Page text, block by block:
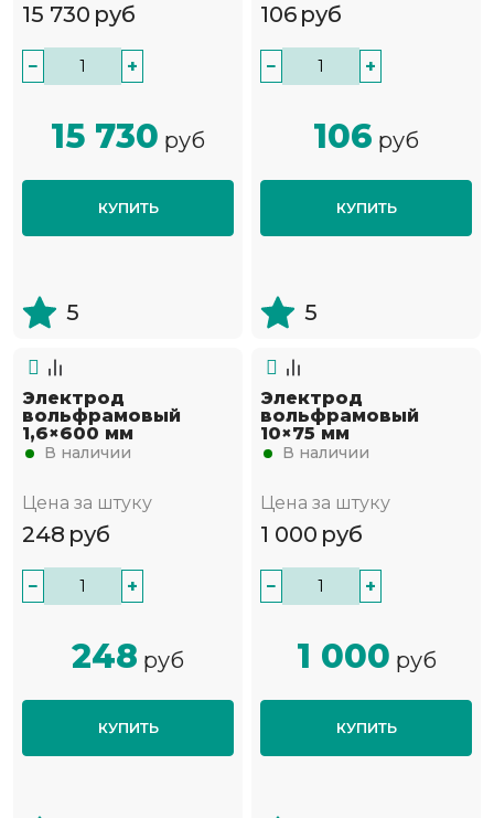
15 730 руб
− +
15 730 руб
КУПИТЬ
5
106 руб
− +
106 руб
КУПИТЬ
5
Электрод
вольфрамовый
1,6×600 мм
В наличии
Цена за штуку
248 руб
− +
248 руб
КУПИТЬ
Электрод
вольфрамовый
10×75 мм
В наличии
Цена за штуку
1 000 руб
− +
1 000 руб
КУПИТЬ